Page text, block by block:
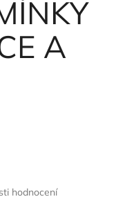
A
hodnocení